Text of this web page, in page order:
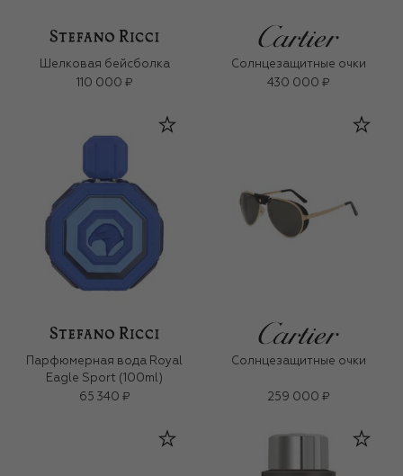
Шелковая бейсболка
110 000 ₽
Солнцезащитные очки
430 000 ₽
Парфюмерная вода Royal
Eagle Sport (100ml)
65 340 ₽
Солнцезащитные очки
259 000 ₽